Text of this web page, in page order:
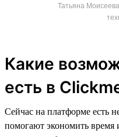
Татьяна
Какие
есть в
Сейчас на платформе есть
помогают экономить время